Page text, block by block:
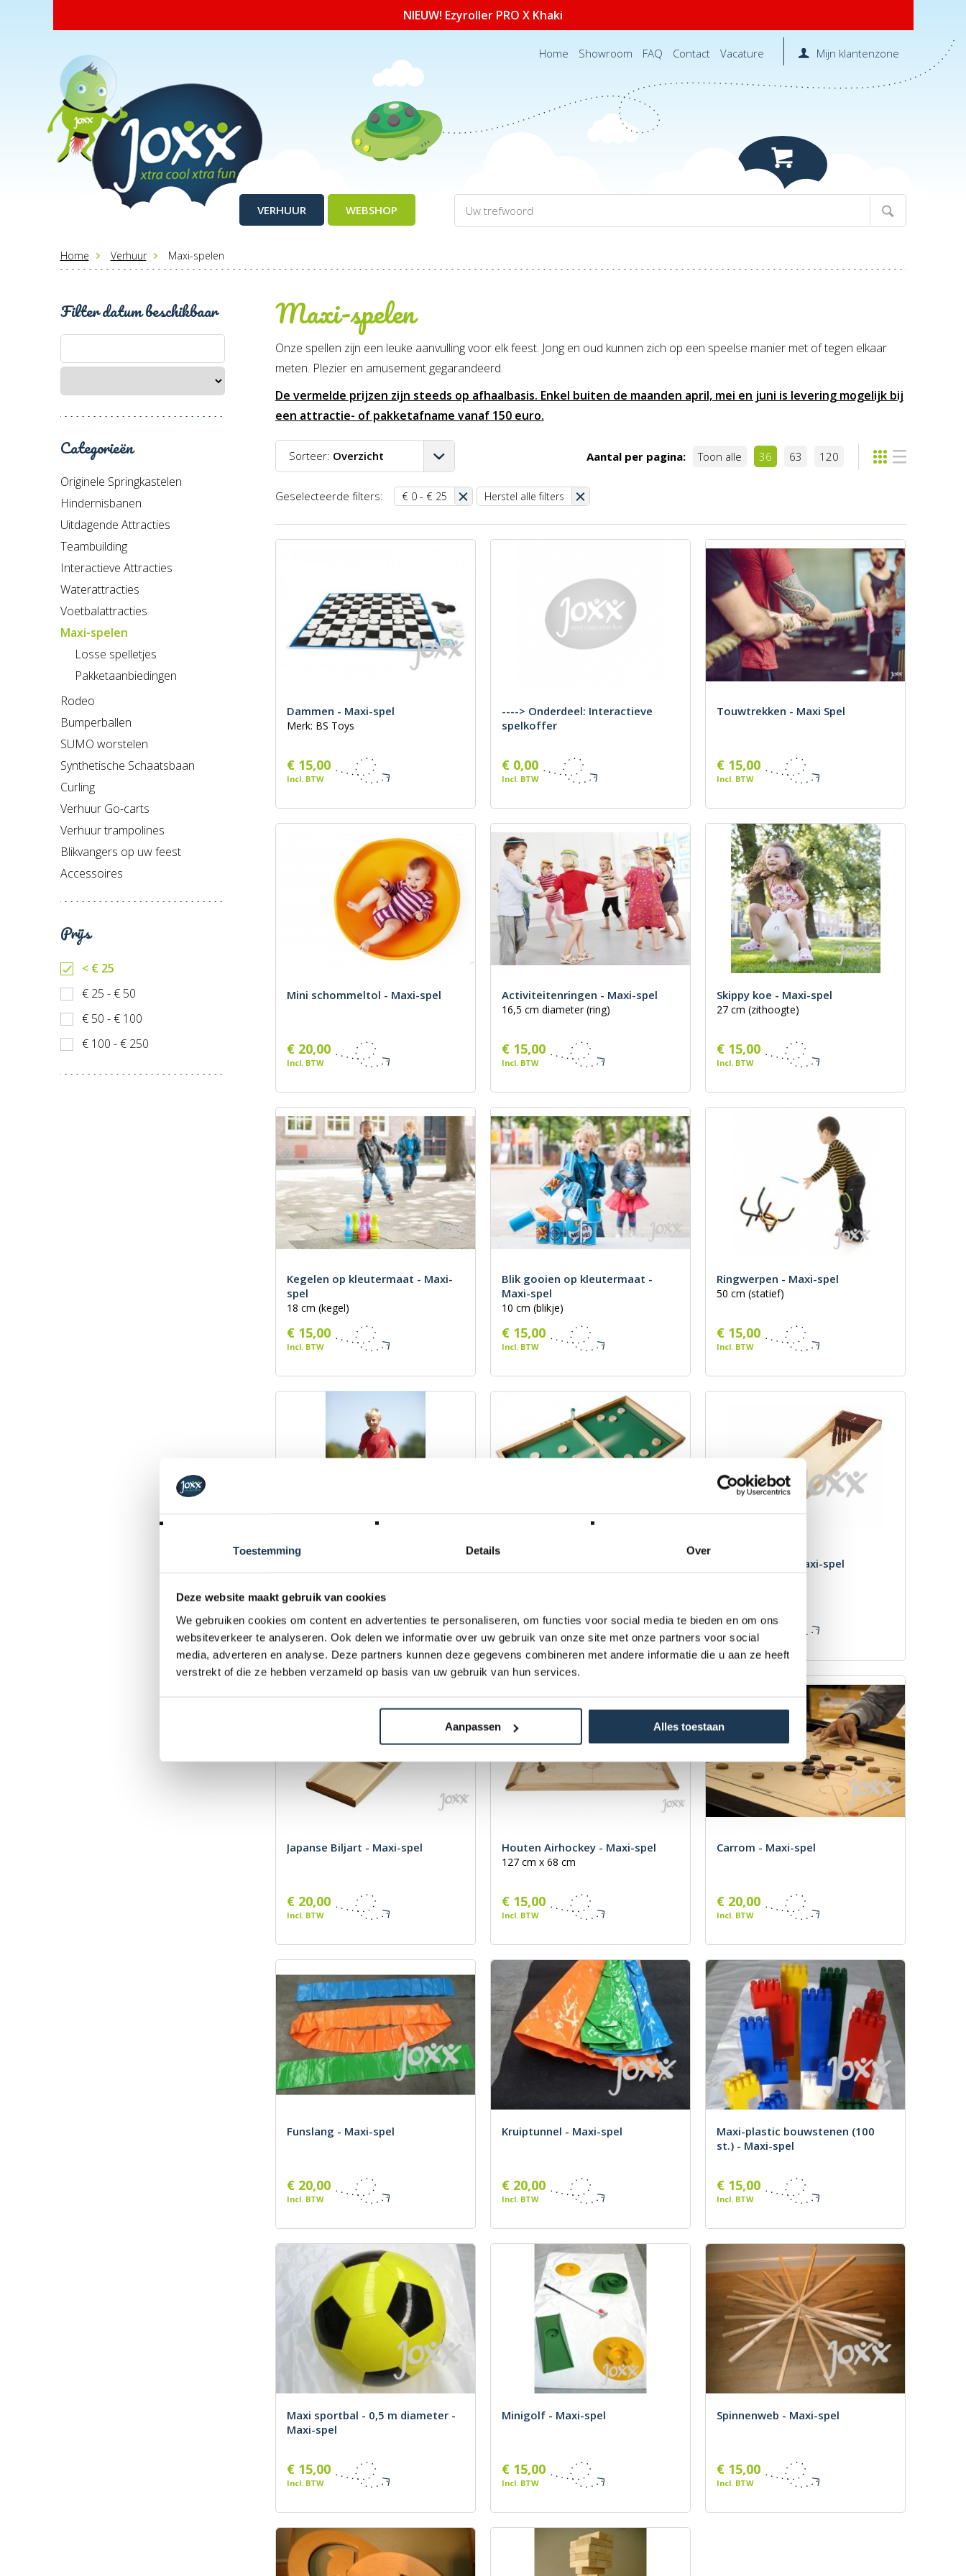
Toestemming Details Over
Deze website maakt gebruik van cookies
We gebruiken cookies om content en advertenties te personaliseren, om functies voor social media te bieden en om ons
websiteverkeer te analyseren. Ook delen we informatie over uw gebruik van onze site met onze partners voor social
media, adverteren en analyse. Deze partners kunnen deze gegevens combineren met andere informatie die u aan ze heeft
verstrekt of die ze hebben verzameld op basis van uw gebruik van hun services.
Aanpassen Alles toestaan
NIEUW! Ezyroller PRO X Khaki
Home Showroom FAQ Contact Vacature Mijn klantenzone
VERHUUR WEBSHOP
Home Verhuur Maxi-spelen
Filter datum beschikbaar
Categorieën
Originele Springkastelen
Hindernisbanen
Uitdagende Attracties
Teambuilding
Interactieve Attracties
Waterattracties
Voetbalattracties
Maxi-spelen
Losse spelletjes
Pakketaanbiedingen
Rodeo
Bumperballen
SUMO worstelen
Synthetische Schaatsbaan
Curling
Verhuur Go-carts
Verhuur trampolines
Blikvangers op uw feest
Accessoires
Prijs
< € 25
€ 25 - € 50
€ 50 - € 100
€ 100 - € 250
Maxi-spelen
Onze spellen zijn een leuke aanvulling voor elk feest. Jong en oud kunnen zich op een speelse manier met of tegen elkaar
meten. Plezier en amusement gegarandeerd.
De vermelde prijzen zijn steeds op afhaalbasis. Enkel buiten de maanden april, mei en juni is levering mogelijk bij
een attractie- of pakketafname vanaf 150 euro.
Sorteer: Overzicht
Prijs laag-hoog
Recentst
Aantal per pagina: Toon alle 36 63 120
Geselecteerde filters: € 0 - € 25 Herstel alle filters
Dammen - Maxi-spel
Merk: BS Toys
€ 15,00
Incl. BTW
----> Onderdeel: Interactieve
spelkoffer
€ 0,00
Incl. BTW
Touwtrekken - Maxi Spel
€ 15,00
Incl. BTW
Mini schommeltol - Maxi-spel
€ 20,00
Incl. BTW
Activiteitenringen - Maxi-spel
16,5 cm diameter (ring)
€ 15,00
Incl. BTW
Skippy koe - Maxi-spel
27 cm (zithoogte)
€ 15,00
Incl. BTW
Kegelen op kleutermaat - Maxi-
spel
18 cm (kegel)
€ 15,00
Incl. BTW
Blik gooien op kleutermaat -
Maxi-spel
10 cm (blikje)
€ 15,00
Incl. BTW
Ringwerpen - Maxi-spel
50 cm (statief)
€ 15,00
Incl. BTW
36 cm x 48 cm x 16 cm
€ 15,00
Incl. BTW
€ 15,00
Incl. BTW
Mini-bowling - Maxi-spel
€ 15,00
Incl. BTW
Japanse Biljart - Maxi-spel
€ 20,00
Incl. BTW
Houten Airhockey - Maxi-spel
127 cm x 68 cm
€ 15,00
Incl. BTW
Carrom - Maxi-spel
€ 20,00
Incl. BTW
Funslang - Maxi-spel
€ 20,00
Incl. BTW
Kruiptunnel - Maxi-spel
€ 20,00
Incl. BTW
Maxi-plastic bouwstenen (100
st.) - Maxi-spel
€ 15,00
Incl. BTW
Maxi sportbal - 0,5 m diameter -
Maxi-spel
€ 15,00
Incl. BTW
Minigolf - Maxi-spel
€ 15,00
Incl. BTW
Spinnenweb - Maxi-spel
€ 15,00
Incl. BTW